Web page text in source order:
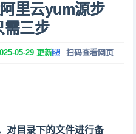
里云yum源步
需三步
05-29 更新 扫码查看网页
对目录下的文件进行备